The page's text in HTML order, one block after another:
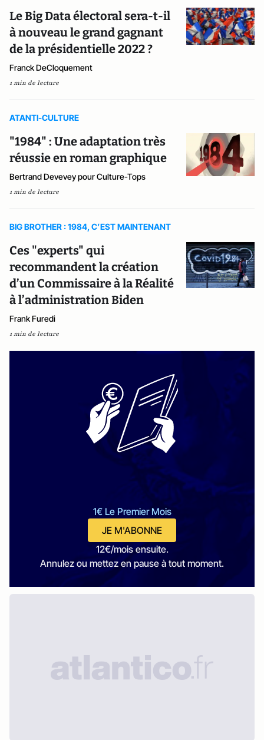
Le Big Data électoral sera-t-il
à nouveau le grand gagnant
de la présidentielle 2022 ?
Franck DeCloquement
1 min de lecture
ATANTI-CULTURE
"1984" : Une adaptation très
réussie en roman graphique
Bertrand Devevey pour Culture-Tops
1 min de lecture
BIG BROTHER : 1984, C’EST MAINTENANT
Ces "experts" qui
recommandent la création
d’un Commissaire à la Réalité
à l’administration Biden
Frank Furedi
1 min de lecture
1€ Le Premier Mois
JE M'ABONNE
12€/mois ensuite.
Annulez ou mettez en pause à tout moment.